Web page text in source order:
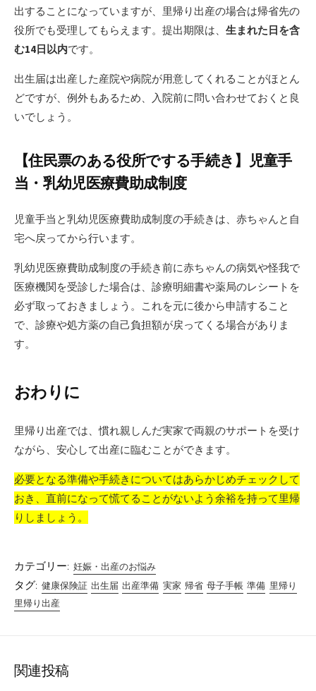
出することになっていますが、里帰り出産の場合は帰省先の
役所でも受理してもらえます。提出期限は、 生まれた日を含
む14日以内です。
出生届は出産した産院や病院が用意してくれることがほとん
どですが、例外もあるため、入院前に問い合わせておくと良
いでしょう。
【住民票のある役所でする手続き】児童手
当・乳幼児医療費助成制度
児童手当と乳幼児医療費助成制度の手続きは、赤ちゃんと自
宅へ戻ってから行います。
乳幼児医療費助成制度の手続き前に赤ちゃんの病気や怪我で
医療機関を受診した場合は、診療明細書や薬局のレシートを
必ず取っておきましょう。これを元に後から申請すること
で、診療や処方薬の自己負担額が戻ってくる場合がありま
す。
おわりに
里帰り出産では、慣れ親しんだ実家で両親のサポートを受け
ながら、安心して出産に臨むことができます。
必要となる準備や手続きについてはあらかじめチェックして
おき、直前になって慌てることがないよう余裕を持って里帰
りしましょう。
カテゴリー: 妊娠・出産のお悩み
タグ: 健康保険証 出生届 出産準備 実家 帰省 母子手帳 準備 里帰り
里帰り出産
関連投稿